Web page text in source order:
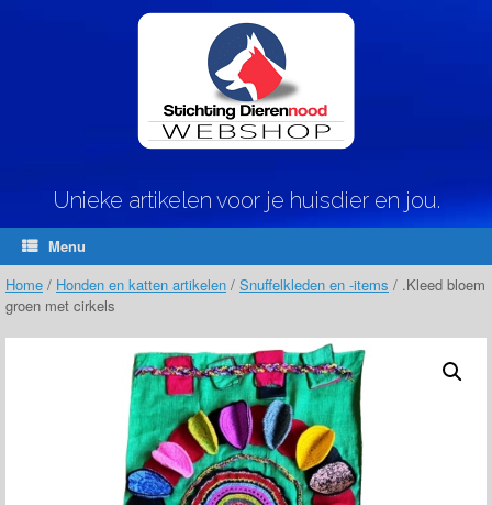
Unieke artikelen voor je huisdier en jou.
Menu
Home / Honden en katten artikelen / Snuffelkleden en -items / .Kleed bloem
groen met cirkels